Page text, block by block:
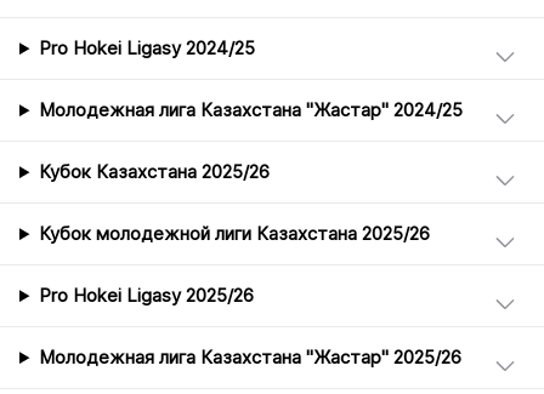
Pro Hokei Ligasy 2024/25
Молодежная лига Казахстана "Жастар" 2024/25
Кубок Казахстана 2025/26
Кубок молодежной лиги Казахстана 2025/26
Pro Hokei Ligasy 2025/26
Молодежная лига Казахстана "Жастар" 2025/26